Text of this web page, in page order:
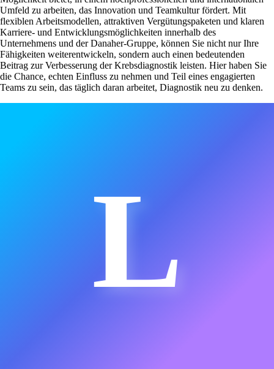
Umfeld zu arbeiten, das Innovation und Teamkultur fördert. Mit
flexiblen Arbeitsmodellen, attraktiven Vergütungspaketen und klaren
Karriere- und Entwicklungsmöglichkeiten innerhalb des
Unternehmens und der Danaher-Gruppe, können Sie nicht nur Ihre
Fähigkeiten weiterentwickeln, sondern auch einen bedeutenden
Beitrag zur Verbesserung der Krebsdiagnostik leisten. Hier haben Sie
die Chance, echten Einfluss zu nehmen und Teil eines engagierten
Teams zu sein, das täglich daran arbeitet, Diagnostik neu zu denken.
L